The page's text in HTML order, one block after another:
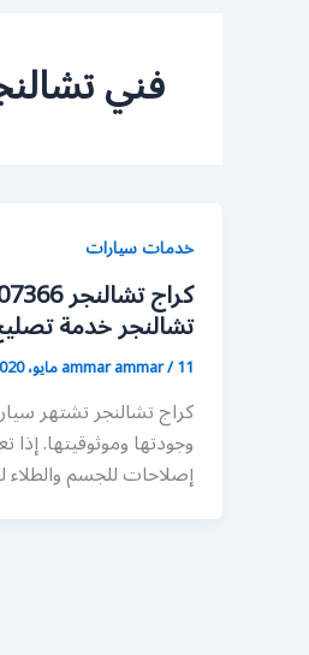
فني
خدمات سيارات
تشالنجر خدمة
ammar ammar/11 مايو، 2020
كراج تشالنجر تشتهر
وجودتها وموثوقيتها.
إصلاحات للجسم